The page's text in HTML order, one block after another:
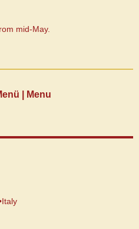
mid-May.
| Menu